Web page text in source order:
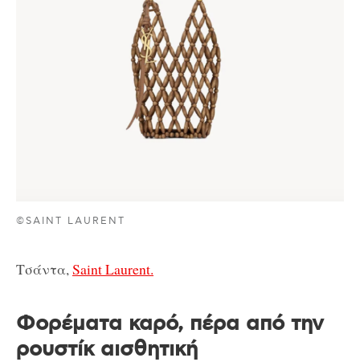
©SAINT LAURENT
Τσάντα, Saint Laurent.
Φορέματα καρό, πέρα ​​από την
ρουστίκ αισθητική